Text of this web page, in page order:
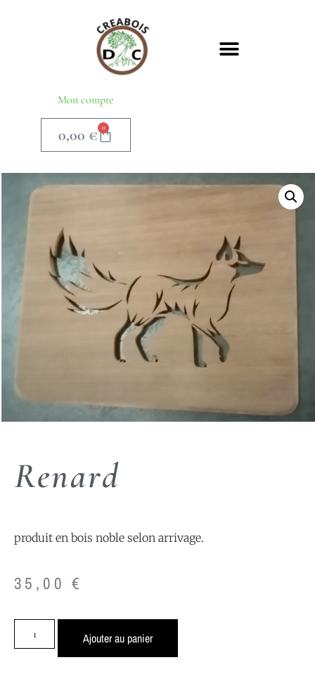
Mon compte
0,00 € 0
Renard
produit en bois noble selon arrivage.
35,00€
Ajouter au panier